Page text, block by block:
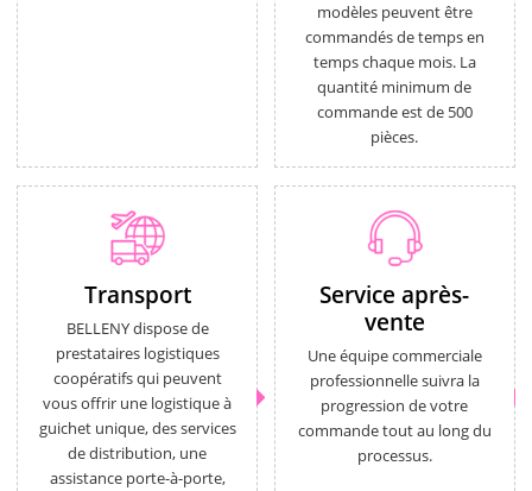
modèles peuvent être
commandés de temps en
temps chaque mois. La
quantité minimum de
commande est de 500
pièces.
Transport
BELLENY dispose de
prestataires logistiques
coopératifs qui peuvent
vous offrir une logistique à
guichet unique, des services
de distribution, une
assistance porte-à-porte,
Service après-
vente
Une équipe commerciale
professionnelle suivra la
progression de votre
commande tout au long du
processus.